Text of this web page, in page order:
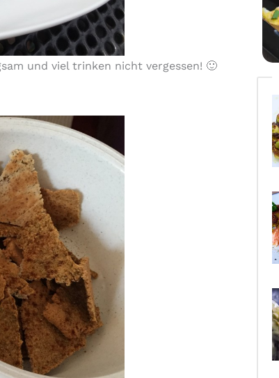
und viel trinken nicht vergessen! 🙂